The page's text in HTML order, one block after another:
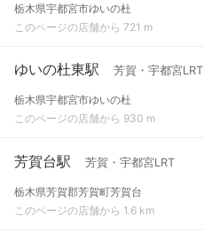
栃木県宇都宮市ゆいの杜
このページの店舗から 721 m
ゆいの杜東駅 芳賀・宇都宮LRT
栃木県宇都宮市ゆいの杜
このページの店舗から 930 m
芳賀台駅 芳賀・宇都宮LRT
栃木県芳賀郡芳賀町芳賀台
このページの店舗から 1.6 km